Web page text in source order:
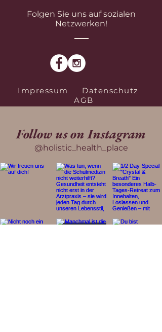
Folgen Sie uns auf sozialen
Netzwerken!
Impressum
Datenschutz
AGB
Follow us on Instagram
@holistic_health_place